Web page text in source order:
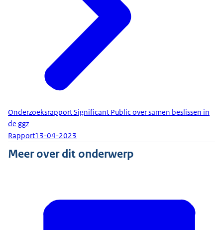
Onderzoeksrapport Significant Public over samen beslissen in
de ggz
Rapport13-04-2023
Meer over dit onderwerp